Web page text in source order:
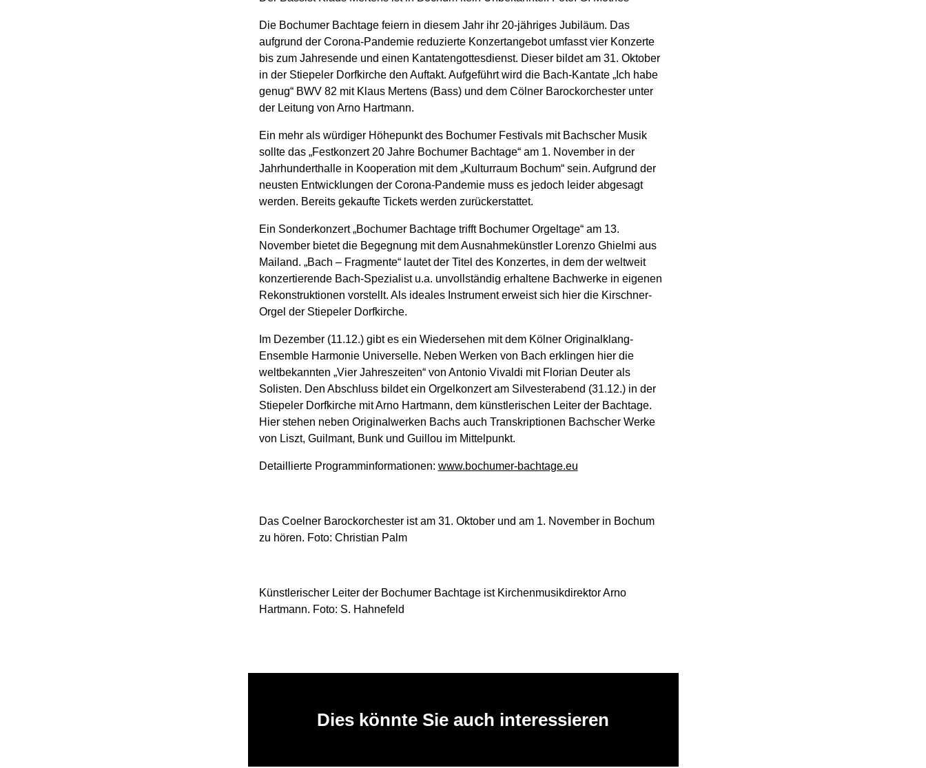
Die Bochumer Bachtage feiern in diesem Jahr ihr 20-jähriges Jubiläum. Das
aufgrund der Corona-Pandemie reduzierte Konzertangebot umfasst vier Konzerte
bis zum Jahresende und einen Kantatengottesdienst. Dieser bildet am 31. Oktober
in der Stiepeler Dorfkirche den Auftakt. Aufgeführt wird die Bach-Kantate „Ich habe
genug“ BWV 82 mit Klaus Mertens (Bass) und dem Cölner Barockorchester unter
der Leitung von Arno Hartmann.
Ein mehr als würdiger Höhepunkt des Bochumer Festivals mit Bachscher Musik
sollte das „Festkonzert 20 Jahre Bochumer Bachtage“ am 1. November in der
Jahrhunderthalle in Kooperation mit dem „Kulturraum Bochum“ sein. Aufgrund der
neusten Entwicklungen der Corona-Pandemie muss es jedoch leider abgesagt
werden. Bereits gekaufte Tickets werden zurückerstattet.
Ein Sonderkonzert „Bochumer Bachtage trifft Bochumer Orgeltage“ am 13.
November bietet die Begegnung mit dem Ausnahmekünstler Lorenzo Ghielmi aus
Mailand. „Bach – Fragmente“ lautet der Titel des Konzertes, in dem der weltweit
konzertierende Bach-Spezialist u.a. unvollständig erhaltene Bachwerke in eigenen
Rekonstruktionen vorstellt. Als ideales Instrument erweist sich hier die Kirschner-
Orgel der Stiepeler Dorfkirche.
Im Dezember (11.12.) gibt es ein Wiedersehen mit dem Kölner Originalklang-
Ensemble Harmonie Universelle. Neben Werken von Bach erklingen hier die
weltbekannten „Vier Jahreszeiten“ von Antonio Vivaldi mit Florian Deuter als
Solisten. Den Abschluss bildet ein Orgelkonzert am Silvesterabend (31.12.) in der
Stiepeler Dorfkirche mit Arno Hartmann, dem künstlerischen Leiter der Bachtage.
Hier stehen neben Originalwerken Bachs auch Transkriptionen Bachscher Werke
von Liszt, Guilmant, Bunk und Guillou im Mittelpunkt.
Detaillierte Programminformationen: www.bochumer-bachtage.eu
Das Coelner Barockorchester ist am 31. Oktober und am 1. November in Bochum
zu hören. Foto: Christian Palm
Künstlerischer Leiter der Bochumer Bachtage ist Kirchenmusikdirektor Arno
Hartmann. Foto: S. Hahnefeld
Dies könnte Sie auch interessieren